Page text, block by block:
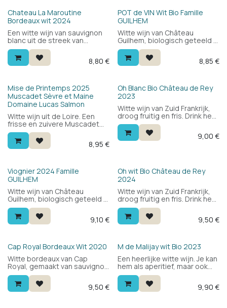
de prijs. de prijs.
Chateau La Maroutine
Bordeaux wit 2024
Een witte wijn van sauvignon
blanc uit de streek van
Bordeaux. Gunstig en lekker.
Een wij die je zowel als
aperitief als bij licht eten kan
8,80 €
Bio
POT de VIN Wit Bio Famille
GUILHEM
Witte wijn van Château
Guilhem, biologisch geteeld in
de Languedoc. 100%
chardonnay, zonder hout
gemaakt: fris en fruitig met
iedereen, voor elke
gelegenheid.
8,85 €
Mise de Printemps 2025
Muscadet Sèvre et Maine
Domaine Lucas Salmon
Witte wijn uit de Loire. Een
frisse en zuivere Muscadet
voor bij de mosselen. 100%
Melon de Bourgogne.
8,95 €
Bio
Oh Blanc Bio Château de Rey
2023
Witte wijn van Zuid Frankrijk,
droog fruitig en fris. Drink hem
bij visgerechten of aziatische
keuken en salades.
Druivensoorten macabeu en
9,00 €
Viognier 2024 Famille
GUILHEM
Witte wijn van Château
Guilhem, biologisch geteeld in
de Languedoc. 100% viognier:
aromatisch en bloemig met
wit fruit, een ronde mond en
9,10 €
Bio
Oh wit Bio Château de Rey
2024
Witte wijn van Zuid Frankrijk,
droog fruitig en fris. Drink hem
bij visgerechten of aziatische
keuken en salades.
Druivensoorten macabeu en
9,50 €
Cap Royal Bordeaux Wit 2020
Witte bordeaux van Cap
Royal, gemaakt van sauvignon
blanc. Aromatisch en fris met
een chique touch. Lekker als
aperitief of bij het eten — veel
9,50 €
HVE
M de Malijay wit Bio 2023
Een heerlijke witte wijn. Je kan
hem als aperitief, maar ook
met brochttes, vis of wit
vlees.
9,90 €